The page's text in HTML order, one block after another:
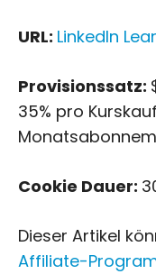
URL: LinkedIn
Provisionssatz:
35% pro
Cookie Dauer:
Dieser Artikel
Affiliate-